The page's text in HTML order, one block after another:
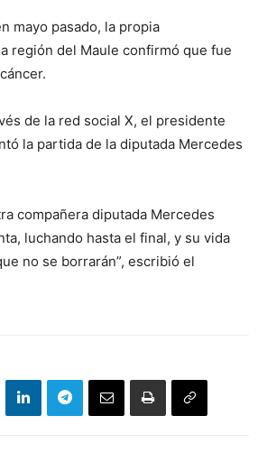
mayo pasado, la propia
región del Maule confirmó que fue
de la red social X, el presidente
la partida de la diputada Mercedes
compañera diputada Mercedes
luchando hasta el final, y su vida
no se borrarán”, escribió el